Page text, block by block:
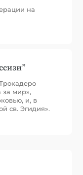
на
за мир»,
и, в
св. Эгидия».